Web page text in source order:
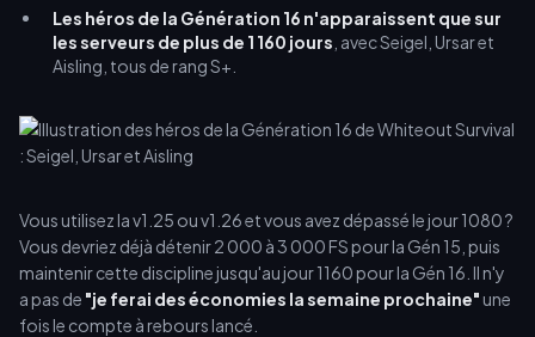
Les héros de la Génération 16 n'apparaissent que sur
les serveurs de plus de 1 160 jours , avec Seigel, Ursar et
Aisling, tous de rang S+.
Vous utilisez la v1.25 ou v1.26 et vous avez dépassé le jour 1080 ?
Vous devriez déjà détenir 2 000 à 3 000 FS pour la Gén 15, puis
maintenir cette discipline jusqu'au jour 1160 pour la Gén 16. Il n'y
a pas de "je ferai des économies la semaine prochaine"une
fois le compte à rebours lancé.